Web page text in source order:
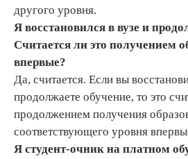
другого уровня.
Я восстановился в вузе и
Считается ли это получением
впервые?
Да, считается. Если вы
продолжаете обучение, то это
продолжением получения
соответствующего уровня
Я студент-очник на платном